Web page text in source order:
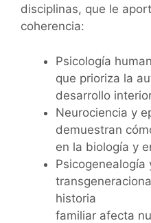
disciplinas, que le
coherencia:
Psicología
que prioriza la
desarrollo
Neurociencia y
demuestran
en la biología y
Psicogenealogía
historia
familiar afecta